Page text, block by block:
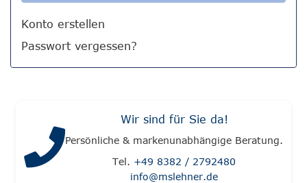
Konto erstellen
Passwort vergessen?
Wir sind für Sie da!
Persönliche & markenunabhängige Beratung.
Tel. +49 8382 / 2792480
info@mslehner.de